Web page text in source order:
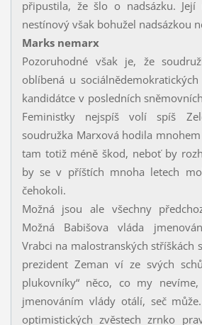
připustila, že šlo o nadsázku.
nestínový však bohužel nadsázkou
Marks nemarx
Pozoruhodné však je, že
oblíbená u
kandidátce v posledních
Feministky nejspíš volí spíš
soudružka Marxová hodila
tam totiž méně škod, neboť by
by se v příštích mnoha letech
čehokoli.
Možná jsou ale všechny
Možná Babišova vláda
Vrabci na malostranských stříškách
prezident Zeman ví ze svých
plukovníky“ něco, co my
jmenováním vlády otálí, seč
optimistických zvěstech zrnko